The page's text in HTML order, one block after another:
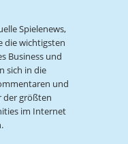
Spielenews,
die wichtigsten
Business und
sich in die
und
der größten
im Internet